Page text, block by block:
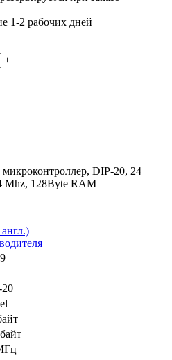
1-2 рабочих дней
+
DIP-20, 24
Mhz, 128Byte RAM